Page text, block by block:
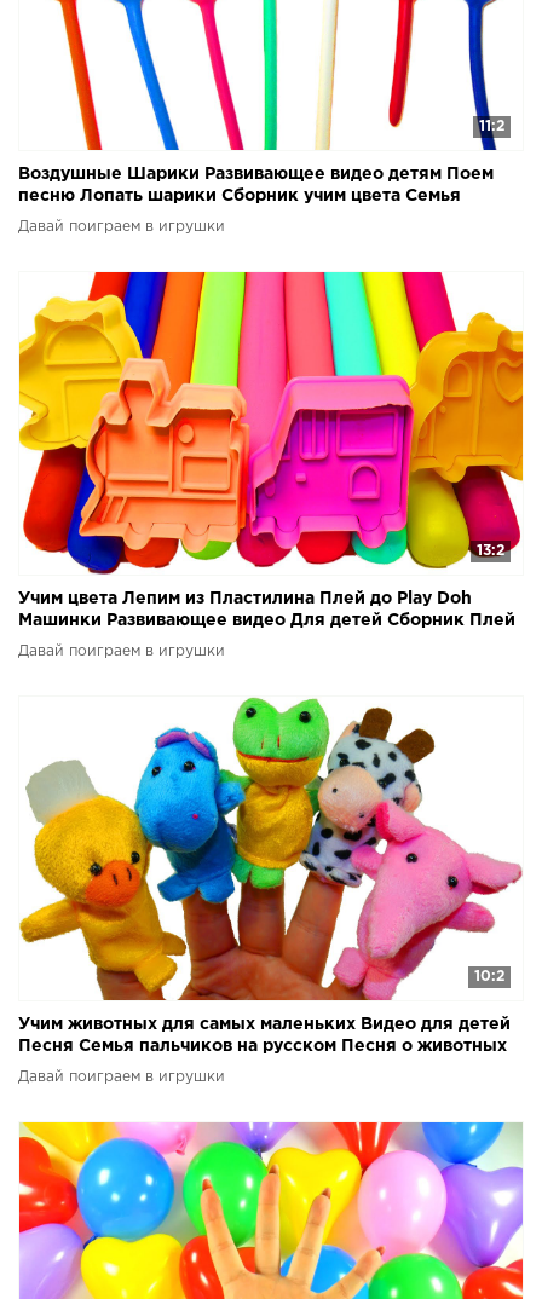
11:2
Воздушные Шарики Развивающее видео детям Поем
песню Лопать шарики Сборник учим цвета Семья
пальчиков
Давай поиграем в игрушки
13:2
Учим цвета Лепим из Пластилина Плей до Play Doh
Машинки Развивающее видео Для детей Сборник Плей
до
Давай поиграем в игрушки
10:2
Учим животных для самых маленьких Видео для детей
Песня Семья пальчиков на русском Песня о животных
Давай поиграем в игрушки